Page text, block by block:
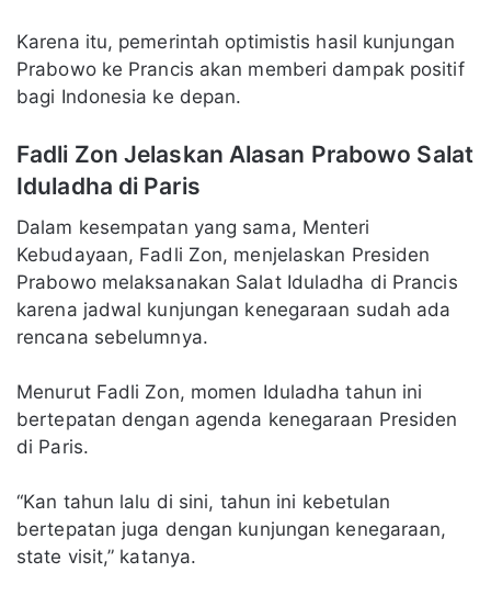
Karena itu, pemerintah optimistis hasil kunjungan
Prabowo ke Prancis akan memberi dampak positif
bagi Indonesia ke depan.
Fadli Zon Jelaskan Alasan Prabowo Salat
Iduladha di Paris
Dalam kesempatan yang sama, Menteri
Kebudayaan, Fadli Zon, menjelaskan Presiden
Prabowo melaksanakan Salat Iduladha di Prancis
karena jadwal kunjungan kenegaraan sudah ada
rencana sebelumnya.
Menurut Fadli Zon, momen Iduladha tahun ini
bertepatan dengan agenda kenegaraan Presiden
di Paris.
“Kan tahun lalu di sini, tahun ini kebetulan
bertepatan juga dengan kunjungan kenegaraan,
state visit,” katanya.